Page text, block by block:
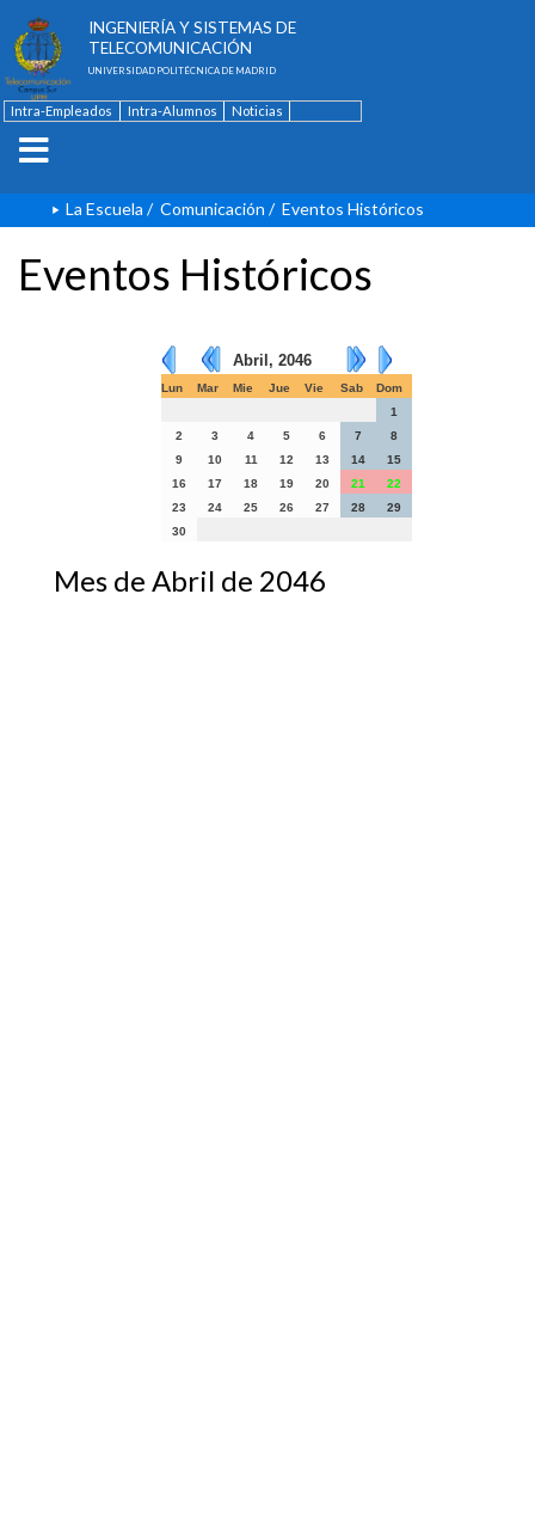
INGENIERÍA Y SISTEMAS DE
TELECOMUNICACIÓN
UNIVERSIDAD POLITÉCNICA DE MADRID
Intra-Empleados Intra-Alumnos
Noticias
La Escuela / Comunicación / Eventos Históricos
Eventos Históricos
Abril, 2046
Lun Mar Mie Jue Vie Sab
Dom
1
2
3 4 5 6 7
8
9
10 11 12 13 14
15
16
17 18 19 20 21
22
23
24 25 26 27 28
29
30
Mes de Abril de 2046